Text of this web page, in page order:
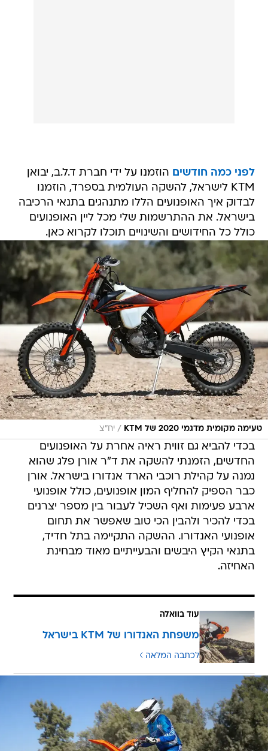
לפני כמה חודשים הוזמנו על ידי חברת ד.ל.ב, יבואן
KTM לישראל, להשקה העולמית בספרד, הוזמנו
לבדוק איך האופנועים הללו מתנהגים בתנאי הרכיבה
בישראל. את ההתרשמות שלי מכל ליין האופנועים
כולל כל החידושים והשינויים תוכלו לקרוא כאן.
טעימה מקומית מדגמי 2020 של KTM / יח"צ
בכדי להביא גם זווית ראיה אחרת על האופנועים
החדשים, הזמנתי להשקה את ד"ר אורן פלג שהוא
נמנה על קהילת רוכבי הארד אנדורו בישראל. אורן
כבר הספיק להחליף המון אופנועים, כולל אופנועי
ארבע פעימות ואף השכיל לעבור בין מספר יצרנים
בכדי להכיר ולהבין הכי טוב שאפשר את תחום
אופנועי האנדורו. ההשקה התקיימה בתל חדיד,
בתנאי הקיץ היבשים והבעייתיים מאוד מבחינת
האחיזה.
עוד בוואלה
משפחת האנדורו של KTM בישראל
לכתבה המלאה